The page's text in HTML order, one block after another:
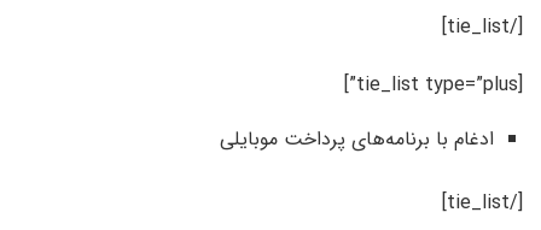
[/tie_list]
[tie_list type=”plus”]
ادغام با برنامه‌های پرداخت موبایلی
[/tie_list]